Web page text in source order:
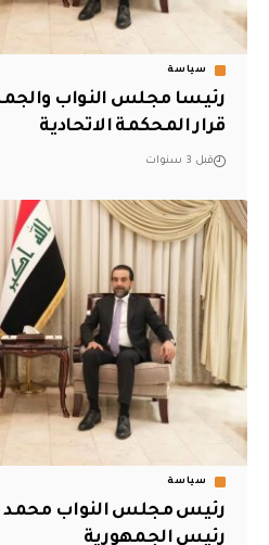
سياسة
رئيسا مجلس النواب
قرار المحكمة الاتحادية
قبل 3 سنوات
سياسة
رئيس مجلس النواب محمد
رئيس الجمهورية